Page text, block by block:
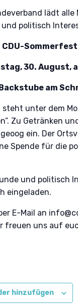
lädt alle
und politisch
CDU-Sommerfest
30. August,
am
steht unter dem
Zu Getränken
ein. Der
Spende für die
und politisch
eingeladen.
E-Mail an
freuen uns auf
hinzufügen